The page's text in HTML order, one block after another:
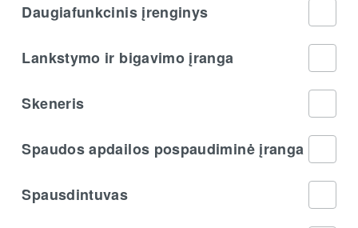
Daugiafunkcinis įrenginys
Lankstymo ir bigavimo įranga
Skeneris
Spaudos apdailos pospaudiminė įranga
Spausdintuvas